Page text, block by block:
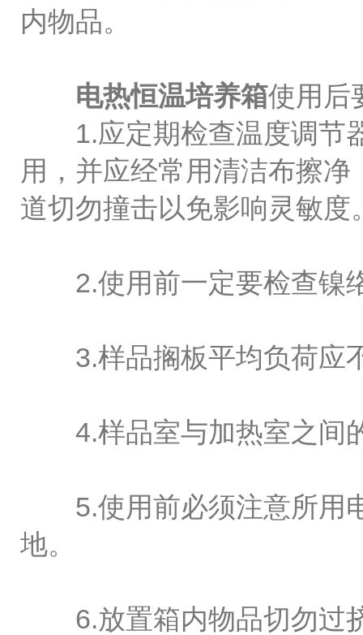
内物品。
电热恒温培养箱使用后
1.应定期检查温度调节器
用，并应经常用清洁布擦
道切勿撞击以免影响灵敏度
2.使用前一定要检查镍
3.样品搁板平均负荷应
4.样品室与加热室之间的
5.使用前必须注意所用电
地。
6.放置箱内物品切勿过挤